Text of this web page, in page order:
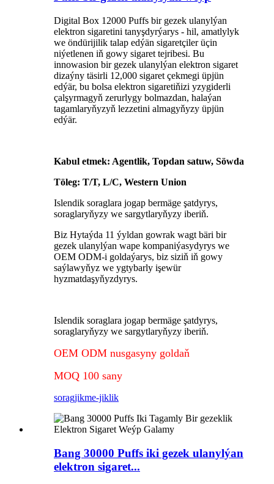
Digital Box 12000 Puffs bir gezek ulanylýan
elektron sigaretini tanyşdyrýarys - hil, amatlylyk
we öndürijilik talap edýän sigaretçiler üçin
niýetlenen iň gowy sigaret tejribesi. Bu
innowasion bir gezek ulanylýan elektron sigaret
dizaýny täsirli 12,000 sigaret çekmegi üpjün
edýär, bu bolsa elektron sigaretiňizi yzygiderli
çalşyrmagyň zerurlygy bolmazdan, halaýan
tagamlaryňyzyň lezzetini almagyňyzy üpjün
edýär.
Kabul etmek: Agentlik, Topdan satuw, Söwda
Töleg: T/T, L/C, Western Union
Islendik soraglara jogap bermäge şatdyrys,
soraglaryňyzy we sargytlaryňyzy iberiň.
Biz Hytaýda 11 ýyldan gowrak wagt bäri bir
gezek ulanylýan wape kompaniýasydyrys we
OEM ODM-i goldaýarys, biz siziň iň gowy
saýlawyňyz we ygtybarly işewür
hyzmatdaşyňyzdyrys.
Islendik soraglara jogap bermäge şatdyrys,
soraglaryňyzy we sargytlaryňyzy iberiň.
OEM ODM nusgasyny goldaň
MOQ 100 sany
soragjikme-jiklik
Bang 30000 Puffs iki gezek ulanylýan
elektron sigaret...